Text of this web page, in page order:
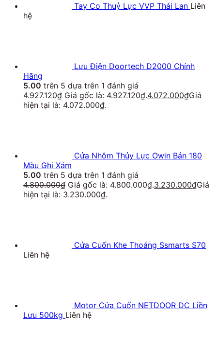
Tay Co Thuỷ Lực VVP Thái Lan Liên
hệ
Lưu Điện Doortech D2000 Chính
Hãng
5.00 trên 5 dựa trên 1 đánh giá
4.927.120₫ Giá gốc là: 4.927.120₫.4.072.000₫Giá
hiện tại là: 4.072.000₫.
Cửa Nhôm Thủy Lực Owin Bản 180
Màu Ghi Xám
5.00 trên 5 dựa trên 1 đánh giá
4.800.000₫ Giá gốc là: 4.800.000₫.3.230.000₫Giá
hiện tại là: 3.230.000₫.
Cửa Cuốn Khe Thoáng Ssmarts S70
Liên hệ
Motor Cửa Cuốn NETDOOR DC Liền
Lưu 500kg Liên hệ